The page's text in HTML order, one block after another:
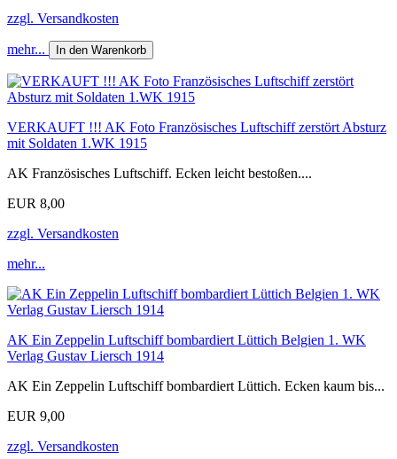
zzgl. Versandkosten
mehr... In den Warenkorb
VERKAUFT !!! AK Foto Französisches Luftschiff zerstört Absturz
mit Soldaten 1.WK 1915
AK Französisches Luftschiff. Ecken leicht bestoßen....
EUR 8,00
zzgl. Versandkosten
mehr...
AK Ein Zeppelin Luftschiff bombardiert Lüttich Belgien 1. WK
Verlag Gustav Liersch 1914
AK Ein Zeppelin Luftschiff bombardiert Lüttich. Ecken kaum bis...
EUR 9,00
zzgl. Versandkosten